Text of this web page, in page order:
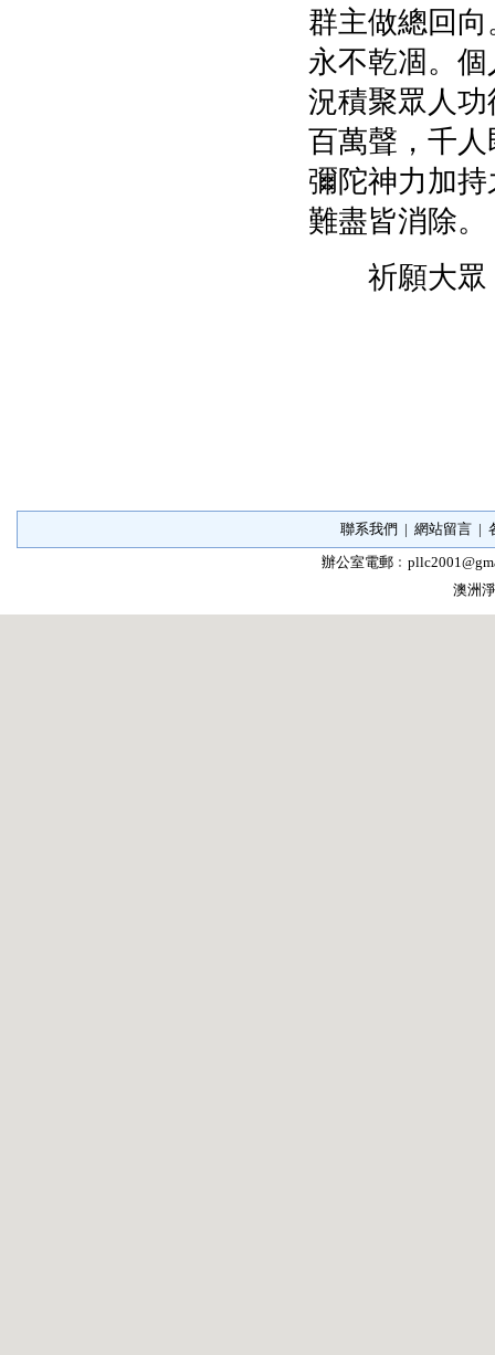
群主做總回
永不乾凅。
況積聚眾人
百萬聲，千
彌陀神力加
難盡皆消除。
祈願大眾
聯系我們 | 網站留言|
辦公室電郵﹕
澳洲